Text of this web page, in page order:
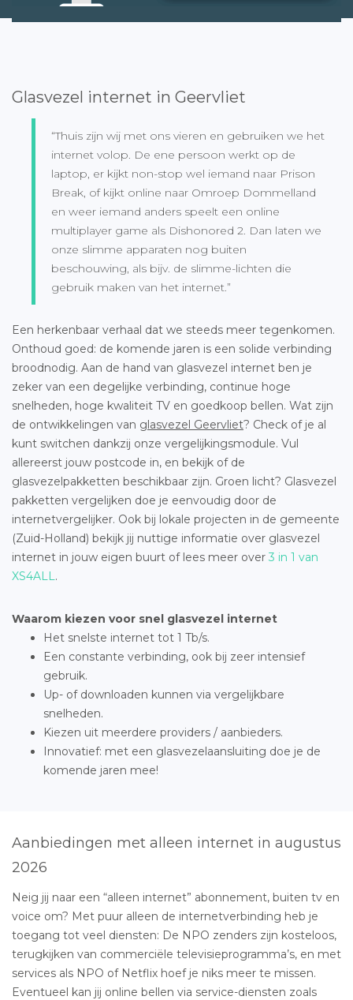
Glasvezel internet in Geervliet
“Thuis zijn wij met ons vieren en gebruiken we het
internet volop. De ene persoon werkt op de
laptop, er kijkt non-stop wel iemand naar Prison
Break, of kijkt online naar Omroep Dommelland
en weer iemand anders speelt een online
multiplayer game als Dishonored 2. Dan laten we
onze slimme apparaten nog buiten
beschouwing, als bijv. de slimme-lichten die
gebruik maken van het internet.”
Een herkenbaar verhaal dat we steeds meer tegenkomen.
Onthoud goed: de komende jaren is een solide verbinding
broodnodig. Aan de hand van glasvezel internet ben je
zeker van een degelijke verbinding, continue hoge
snelheden, hoge kwaliteit TV en goedkoop bellen. Wat zijn
de ontwikkelingen van glasvezel Geervliet? Check of je al
kunt switchen dankzij onze vergelijkingsmodule. Vul
allereerst jouw postcode in, en bekijk of de
glasvezelpakketten beschikbaar zijn. Groen licht? Glasvezel
pakketten vergelijken doe je eenvoudig door de
internetvergelijker. Ook bij lokale projecten in de gemeente
(Zuid-Holland) bekijk jij nuttige informatie over glasvezel
internet in jouw eigen buurt of lees meer over 3 in 1 van
XS4ALL.
Waarom kiezen voor snel glasvezel internet
Het snelste internet tot 1 Tb/s.
Een constante verbinding, ook bij zeer intensief
gebruik.
Up- of downloaden kunnen via vergelijkbare
snelheden.
Kiezen uit meerdere providers / aanbieders.
Innovatief: met een glasvezelaansluiting doe je de
komende jaren mee!
Aanbiedingen met alleen internet in augustus
2026
Neig jij naar een “alleen internet” abonnement, buiten tv en
voice om? Met puur alleen de internetverbinding heb je
toegang tot veel diensten: De NPO zenders zijn kosteloos,
terugkijken van commerciële televisieprogramma’s, en met
services als NPO of Netflix hoef je niks meer te missen.
Eventueel kan jij online bellen via service-diensten zoals